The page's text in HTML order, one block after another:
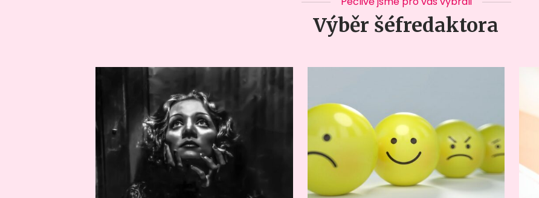
Výběr šéfredaktora